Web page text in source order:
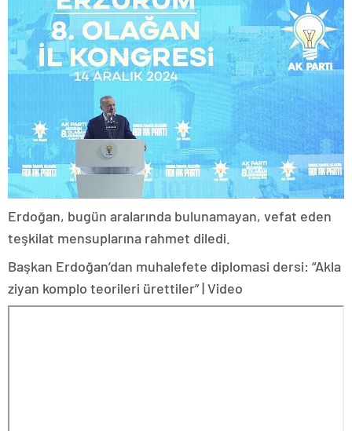
Erdoğan, bugün aralarında bulunamayan, vefat eden
teşkilat mensuplarına rahmet diledi.
Başkan Erdoğan’dan muhalefete diplomasi dersi: “Akla
ziyan komplo teorileri ürettiler” | Video